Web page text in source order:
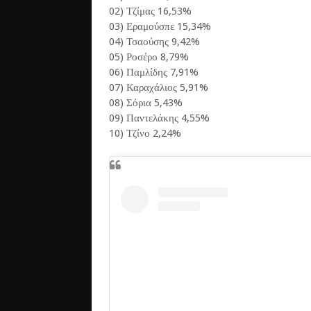
02) Τζίμας 16,53%
03) Εραμούσπε 15,34%
04) Τσαούσης 9,42%
05) Ροσέρο 8,79%
06) Παμλίδης 7,91%
07) Καραχάλιος 5,91%
08) Σόρια 5,43%
09) Παντελάκης 4,55%
10) Τζίνο 2,24%